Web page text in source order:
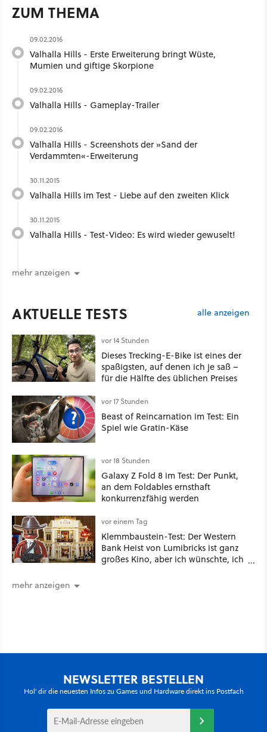
ZUM THEMA
09.02.2016
Valhalla Hills - Erste Erweiterung bringt Wüste,
Mumien und giftige Skorpione
09.02.2016
Valhalla Hills - Gameplay-Trailer
09.02.2016
Valhalla Hills - Screenshots der »Sand der
Verdammten«-Erweiterung
30.11.2015
Valhalla Hills im Test - Liebe auf den zweiten Klick
30.11.2015
Valhalla Hills - Test-Video: Es wird wieder gewuselt!
mehr anzeigen
AKTUELLE TESTS alle anzeigen
vor 14 Stunden
Dieses Trecking-E-Bike ist eines der
spaßigsten, auf denen ich je saß –
für die Hälfte des üblichen Preises
vor 17 Stunden
Beast of Reincarnation im Test: Ein
Spiel wie Gratin-Käse
vor 18 Stunden
Galaxy Z Fold 8 im Test: Der Punkt,
an dem Foldables ernsthaft
konkurrenzfähig werden
vor einem Tag
Klemmbaustein-Test: Der Western
Bank Heist von Lumibricks ist ganz
großes Kino, aber ich wünschte, ich
mehr anzeigen
NEWSLETTER BESTELLEN
Hol' dir die neuesten Infos zu Games und Hardware direkt ins Postfach